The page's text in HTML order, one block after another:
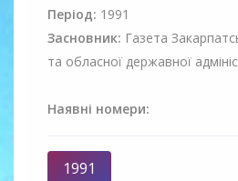
Період: 1991
Засновник: Газета
та обласної державної
Наявні номери:
1991